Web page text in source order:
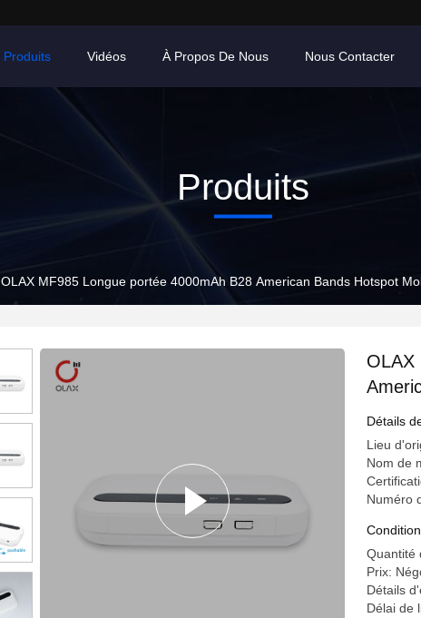
Produits Vidéos À Propos De Nous Nous Contacter
Produits
OLAX MF985 Longue portée 4000mAh B28 American Bands Hotspot
OLAX
Esim
Détails
Lieu
Nom de
Numéro
Quantité
Prix:
Détails
Délai de